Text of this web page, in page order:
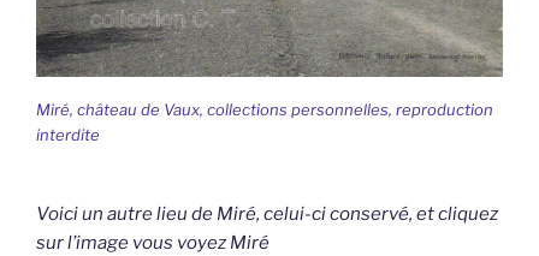
Miré, château de Vaux, collections personnelles, reproduction
interdite
Voici un autre lieu de Miré, celui-ci conservé, et cliquez
sur l’image vous voyez Miré